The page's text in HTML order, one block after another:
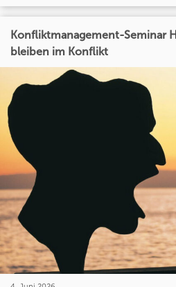
Konfliktmanagement-Seminar
bleiben im Konflikt